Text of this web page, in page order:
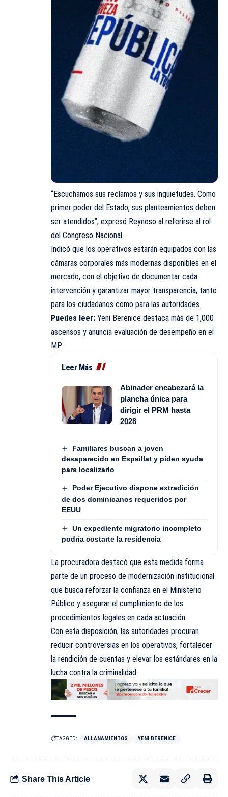
“Escuchamos sus reclamos y sus inquietudes. Como
primer poder del Estado, sus planteamientos deben
ser atendidos”, expresó Reynoso al referirse al rol
del Congreso Nacional.
Indicó que los operativos estarán equipados con las
cámaras corporales más modernas disponibles en el
mercado, con el objetivo de documentar cada
intervención y garantizar mayor transparencia, tanto
para los ciudadanos como para las autoridades.
Puedes leer: Yeni Berenice destaca más de 1,000
ascensos y anuncia evaluación de desempeño en el
MP
Leer Más
Abinader encabezará la
plancha única para
dirigir el PRM hasta
2028
Familiares buscan a joven
desaparecido en Espaillat y piden ayuda
para localizarlo
Poder Ejecutivo dispone extradición
de dos dominicanos requeridos por
EEUU
Un expediente migratorio incompleto
podría costarte la residencia
La procuradora destacó que esta medida forma
parte de un proceso de modernización institucional
que busca reforzar la confianza en el Ministerio
Público y asegurar el cumplimiento de los
procedimientos legales en cada actuación.
Con esta disposición, las autoridades procuran
reducir controversias en los operativos, fortalecer
la rendición de cuentas y elevar los estándares en la
lucha contra la criminalidad.
TAGGED: ALLANAMIENTOS YENI BERENICE
Share This Article